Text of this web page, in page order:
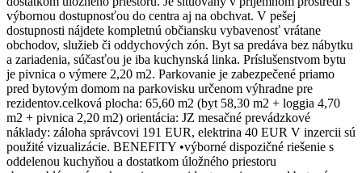
výbornou dostupnosťou do centra aj na obchvat. V pešej
dostupnosti nájdete kompletnú občiansku vybavenosť vrátane
obchodov, služieb či oddychových zón. Byt sa predáva bez nábytku
a zariadenia, súčasťou je iba kuchynská linka. Príslušenstvom bytu
je pivnica o výmere 2,20 m2. Parkovanie je zabezpečené priamo
pred bytovým domom na parkovisku určenom výhradne pre
rezidentov.celková plocha: 65,60 m2 (byt 58,30 m2 + loggia 4,70
m2 + pivnica 2,20 m2) orientácia: JZ mesačné prevádzkové
náklady: záloha správcovi 191 EUR, elektrina 40 EUR V inzercii sú
použité vizualizácie. BENEFITY •výborné dispozičné riešenie s
oddelenou kuchyňou a dostatkom úložného priestoru